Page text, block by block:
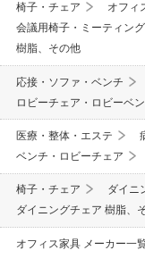
椅子・チェア
オフィ
会議用椅子・ミーティン
樹脂、その他
応接・ソファ・ベンチ
ロビーチェア・ロビーベ
医療・整体・エステ
ベンチ・ロビーチェア
椅子・チェア
ダイニ
ダイニングチェア 樹脂、
オフィス家具 メーカー一